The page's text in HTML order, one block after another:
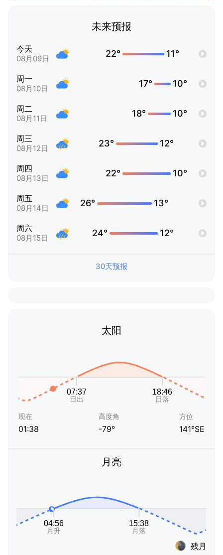
未来预报
今天
08月09日 22° 11°
周一
08月10日 17° 10°
周二
08月11日 18° 10°
周三
08月12日 23° 12°
周四
08月13日 22° 10°
周五
08月14日 26° 13°
周六
08月15日 24° 12°
30天预报
太阳
现在
01:38
高度角
-79°
方位
141°SE
月亮
残月